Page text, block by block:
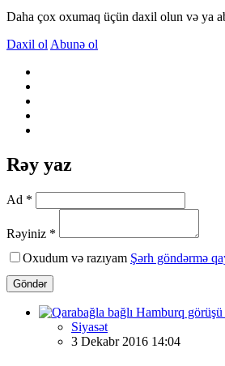
Daha çox oxumaq üçün daxil olun və ya
Daxil ol Abunə ol
Rəy yaz
Ad *
Rəyiniz *
Oxudum və razıyam Şərh göndərmə
Göndər
Siyasət
3 Dekabr 2016 14:04